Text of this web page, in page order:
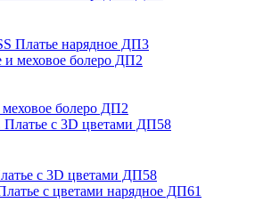
Платье нарядное ДП3
болеро ДП2
c 3D цветами ДП58